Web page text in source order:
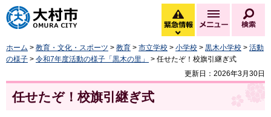
大村市
緊急情報
緊急情報を開く
メニュー
ホーム > 教育・文化・スポーツ > 教育 > 市立学校 > 小学校 > 黒木小学校 > 活動
の様子 > 令和7年度活動の様子「黒木の里」
> 任せたぞ！校旗引継ぎ式
更新日：2026年3月30日
任せたぞ！校旗引継ぎ式